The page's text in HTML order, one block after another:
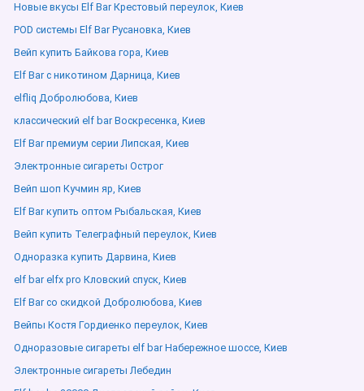
Новые вкусы Elf Bar Крестовый переулок, Киев
POD системы Elf Bar Русановка, Киев
Вейп купить Байкова гора, Киев
Elf Bar с никотином Дарница, Киев
elfliq Добролюбова, Киев
классический elf bar Воскресенка, Киев
Elf Bar премиум серии Липская, Киев
Электронные сигареты Острог
Вейп шоп Кучмин яр, Киев
Elf Bar купить оптом Рыбальская, Киев
Вейп купить Телеграфный переулок, Киев
Одноразка купить Дарвина, Киев
elf bar elfx pro Кловский спуск, Киев
Elf Bar со скидкой Добролюбова, Киев
Вейпы Костя Гордиенко переулок, Киев
Одноразовые сигареты elf bar Набережное шоссе, Киев
Электронные сигареты Лебедин